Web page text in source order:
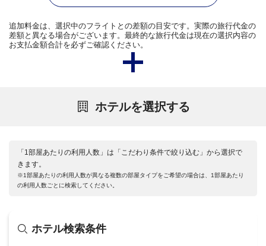
追加料金は、選択中のフライトとの差額の目安です。実際の旅行代金の
差額と異なる場合がございます。最終的な旅行代金は現在の選択内容の
お支払金額合計を必ずご確認ください。
ホテルを選択する
「1部屋あたりの利用人数」は「こだわり条件で絞り込む」から選択で
きます。
※1部屋あたりの利用人数が異なる複数の部屋タイプをご希望の場合は、1部屋あたり
の利用人数ごとに検索してください。
ホテル検索条件